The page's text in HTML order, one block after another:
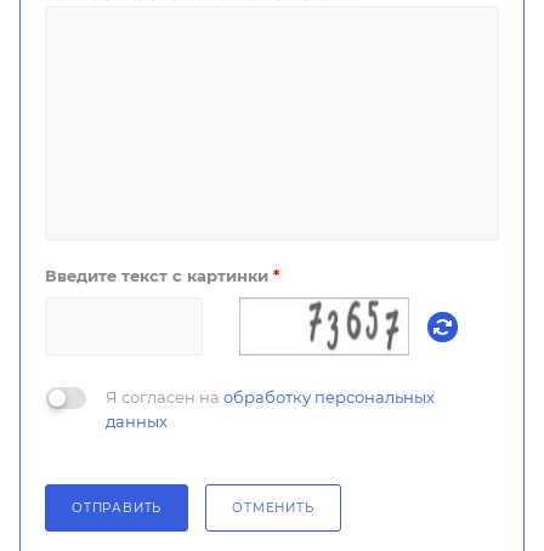
Введите текст с картинки *
Я согласен на обработку персональных
данных
ОТПРАВИТЬ ОТМЕНИТЬ